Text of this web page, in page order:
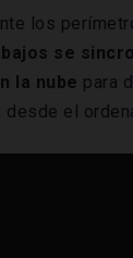
los
se
la nube para
el